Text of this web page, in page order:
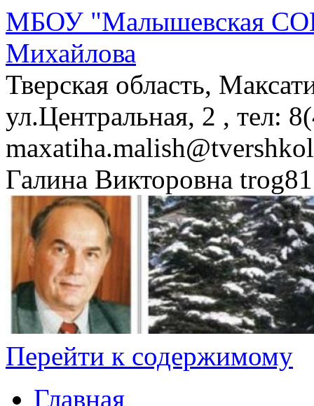
МБОУ "Малышевская
Михайлова
Тверская область,
ул.Центральная, 2 , тел:
Галина Викторовна
Перейти к содержимому
Главная